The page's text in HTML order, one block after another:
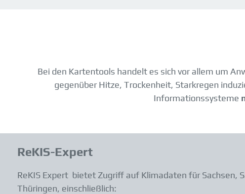
Bei den Kartentools handelt es sich vor allem um
gegenüber Hitze, Trockenheit, Starkregen
Informationssysteme
ReKIS-Expert
ReKIS Expert bietet Zugriff auf Klimadaten für Sachsen,
Thüringen, einschließlich: